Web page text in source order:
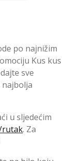
po najnižim
Kus kus
sve
u sljedećim
. Za